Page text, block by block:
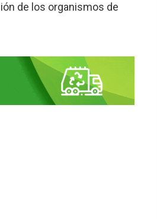
de los organismos de